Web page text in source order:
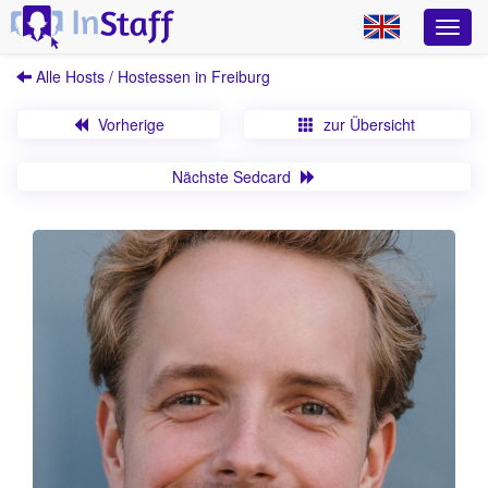
Alle Hosts / Hostessen in Freiburg
Vorherige zur Übersicht
Nächste Sedcard